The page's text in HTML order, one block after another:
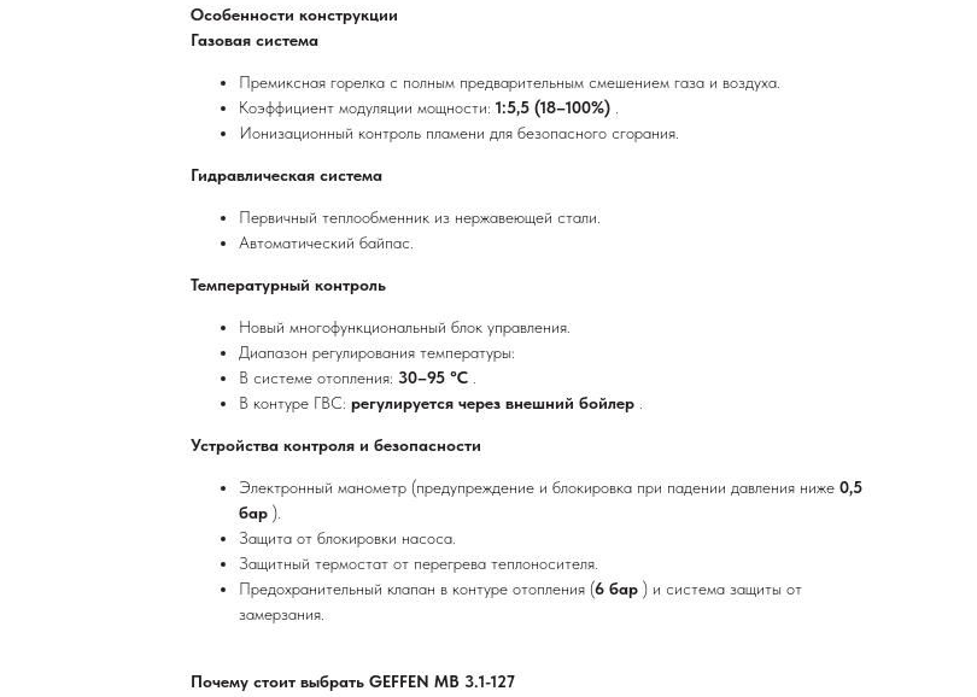
Особенности конструкции
Газовая система
Премиксная горелка с полным предварительным смешением газа и воздуха.
Коэффициент модуляции мощности: 1:5,5 (18–100%)
Ионизационный контроль пламени для безопасного сгорания.
Гидравлическая система
Первичный теплообменник из нержавеющей стали.
Автоматический байпас.
Температурный контроль
Новый многофункциональный блок управления.
Диапазон регулирования температуры:
В системе отопления: 30–95 °C
В контуре ГВС: регулируется через внешний бойлер
Устройства контроля и безопасности
Электронный манометр (предупреждение и блокировка при падении давления ниже 0,5
бар ).
Защита от блокировки насоса.
Защитный термостат от перегрева теплоносителя.
Предохранительный клапан в контуре отопления (6 бар ) и система защиты от
замерзания.
Почему стоит выбрать GEFFEN MB 3.1-127